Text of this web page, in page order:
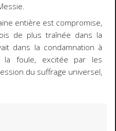
entière est compromise,
de plus traînée dans la
dans la condamnation à
la foule, excitée par les
du suffrage universel,